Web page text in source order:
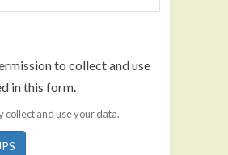
to collect and use
in this form.
collect and use your data.